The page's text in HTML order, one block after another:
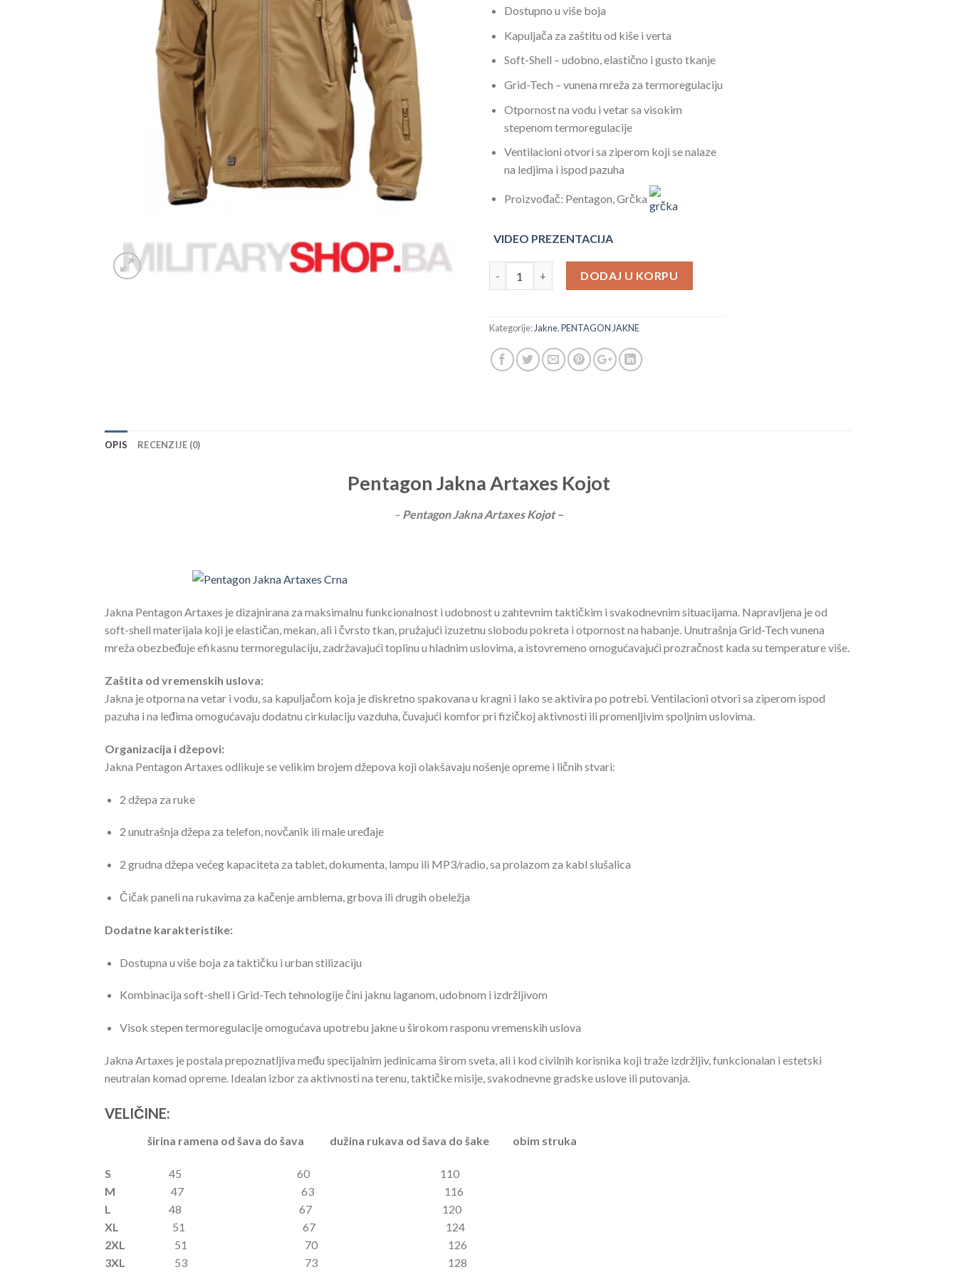
Dostupno u više boja
Kapuljača za zaštitu od kiše i verta
Soft-Shell – udobno, elastično i gusto tkanje
Grid-Tech – vunena mreža za termoregulaciju
Otpornost na vodu i vetar sa visokim
stepenom termoregulacije
Ventilacioni otvori sa ziperom koji se nalaze
na ledjima i ispod pazuha
Proizvođač: Pentagon, Grčka
VIDEO PREZENTACIJA
DODAJ U KORPU
Kategorije:Jakne,PENTAGON JAKNE
OPIS RECENZIJE (0)
Pentagon Jakna Artaxes Kojot
– Pentagon Jakna Artaxes Kojot –
Jakna Pentagon Artaxes je dizajnirana za maksimalnu funkcionalnost i udobnost u zahtevnim taktičkim i svakodnevnim situacijama. Napravljena je od
soft-shell materijala koji je elastičan, mekan, ali i čvrsto tkan, pružajući izuzetnu slobodu pokreta i otpornost na habanje. Unutrašnja Grid-Tech vunena
mreža obezbeđuje efikasnu termoregulaciju, zadržavajući toplinu u hladnim uslovima, a istovremeno omogućavajući prozračnost kada su temperature više.
Zaštita od vremenskih uslova:
Jakna je otporna na vetar i vodu, sa kapuljačom koja je diskretno spakovana u kragni i lako se aktivira po potrebi. Ventilacioni otvori sa ziperom ispod
pazuha i na leđima omogućavaju dodatnu cirkulaciju vazduha, čuvajući komfor pri fizičkoj aktivnosti ili promenljivim spoljnim uslovima.
Organizacija i džepovi:
Jakna Pentagon Artaxes odlikuje se velikim brojem džepova koji olakšavaju nošenje opreme i ličnih stvari:
2 džepa za ruke
2 unutrašnja džepa za telefon, novčanik ili male uređaje
2 grudna džepa većeg kapaciteta za tablet, dokumenta, lampu ili MP3/radio, sa prolazom za kabl slušalica
Čičak paneli na rukavima za kačenje amblema, grbova ili drugih obeležja
Dodatne karakteristike:
Dostupna u više boja za taktičku i urban stilizaciju
Kombinacija soft-shell i Grid-Tech tehnologije čini jaknu laganom, udobnom i izdržljivom
Visok stepen termoregulacije omogućava upotrebu jakne u širokom rasponu vremenskih uslova
Jakna Artaxes je postala prepoznatljiva među specijalnim jedinicama širom sveta, ali i kod civilnih korisnika koji traže izdržljiv, funkcionalan i estetski
neutralan komad opreme. Idealan izbor za aktivnosti na terenu, taktičke misije, svakodnevne gradske uslove ili putovanja.
VELIČINE:
širina ramena od šava do šava dužina rukava od šava do šake obim struka
S 45 60 110
M
47 63 116
L
48 67 120
XL
51 67 124
2XL
51 70 126
3XL
53 73 128